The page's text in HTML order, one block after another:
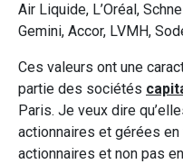
Air Liquide, L’Oréal,
Gemini, Accor, LVMH,
Ces valeurs ont une
partie des sociétés
Paris. Je veux dire
actionnaires et gérées
actionnaires et non pas